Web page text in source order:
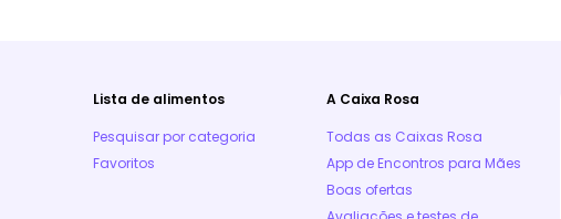
Lista de alimentos
Pesquisar por categoria
Favoritos
A Caixa Rosa
Todas as Caixas Rosa
App de Encontros para Mães
Boas ofertas